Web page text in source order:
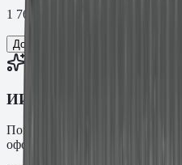
1 766,92
Добавить в корзину
ИИ-консультант Fasty
Помогу подобрать товар,
оформлю заявку.